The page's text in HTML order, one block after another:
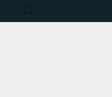
Rechercher :